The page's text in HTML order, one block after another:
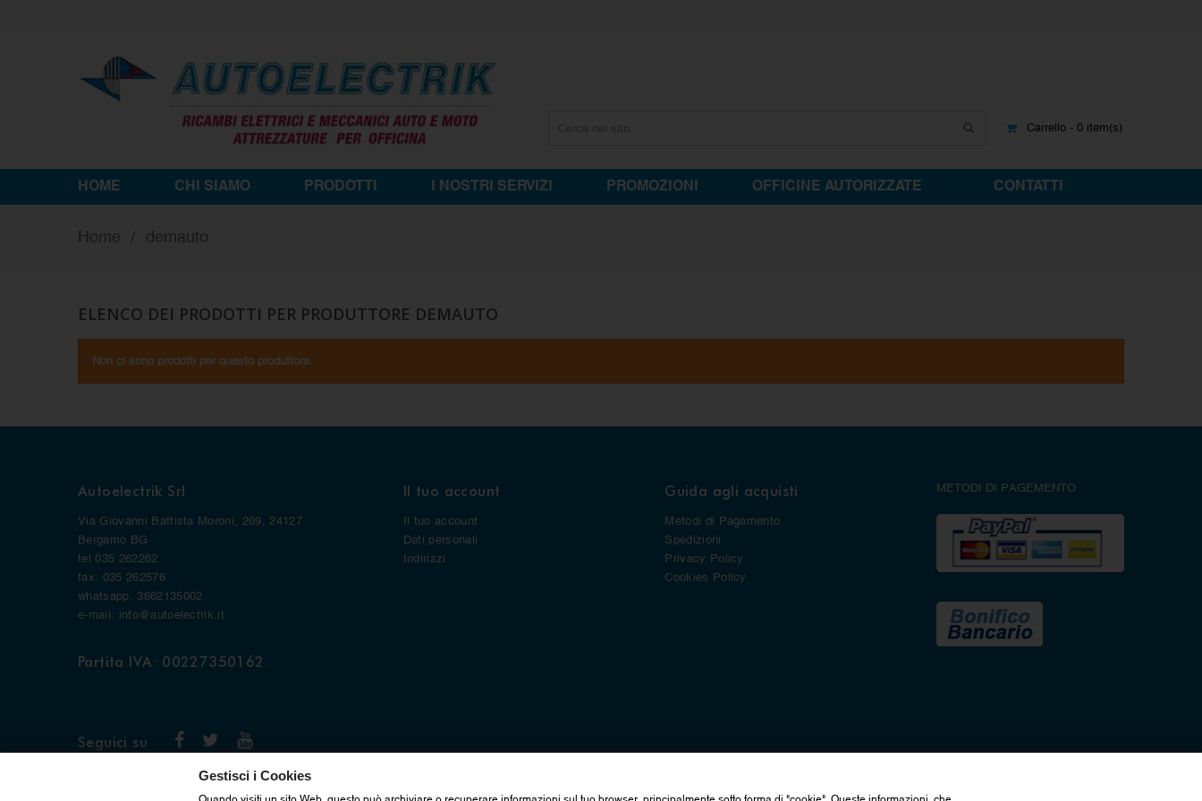
Carrello - 0 item(s)
HOME CHI SIAMO PRODOTTI I NOSTRI SERVIZI PROMOZIONI OFFICINE AUTORIZZATE CONTATTI
Home demauto
ELENCO DEI PRODOTTI PER PRODUTTORE DEMAUTO
Non ci sono prodotti per questo produttore.
Autoelectrik Srl
Via Giovanni Battista Moroni, 269, 24127
Bergamo BG
tel 035 262262
fax. 035 262576
whatsapp. 3662135002
e-mail: info@autoelectrik.it
Partita IVA: 00227350162.
Seguici su
Il tuo account
Il tuo account
Dati personali
Indirizzi
Guida agli acquisti
Metodi di Pagamento
Spedizioni
Privacy Policy
Cookies Policy
METODI DI PAGEMENTO
Gestisci i Cookies